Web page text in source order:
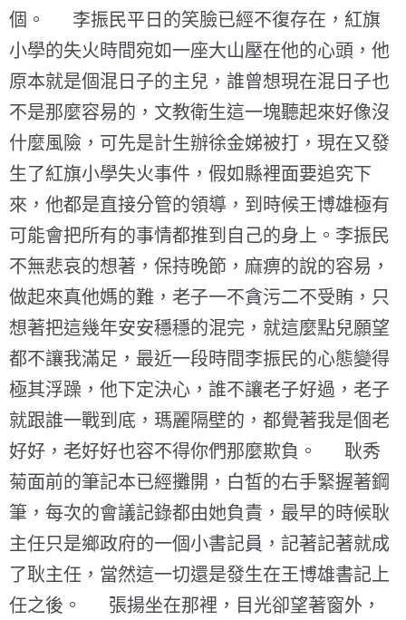
個。 李振民平日的笑臉已經不復存在，紅旗
小學的失火時間宛如一座大山壓在他的心頭，他
原本就是個混日子的主兒，誰曾想現在混日子也
不是那麼容易的，文教衛生這一塊聽起來好像沒
什麼風險，可先是計生辦徐金娣被打，現在又發
生了紅旗小學失火事件，假如縣裡面要追究下
來，他都是直接分管的領導，到時候王博雄極有
可能會把所有的事情都推到自己的身上。李振民
不無悲哀的想著，保持晚節，麻痹的說的容易，
做起來真他媽的難，老子一不貪污二不受賄，只
想著把這幾年安安穩穩的混完，就這麼點兒願望
都不讓我滿足，最近一段時間李振民的心態變得
極其浮躁，他下定決心，誰不讓老子好過，老子
就跟誰一戰到底，瑪麗隔壁的，都覺著我是個老
好好，老好好也容不得你們那麼欺負。 耿秀
菊面前的筆記本已經攤開，白皙的右手緊握著鋼
筆，每次的會議記錄都由她負責，最早的時候耿
主任只是鄉政府的一個小書記員，記著記著就成
了耿主任，當然這一切還是發生在王博雄書記上
任之後。 張揚坐在那裡，目光卻望著窗外，